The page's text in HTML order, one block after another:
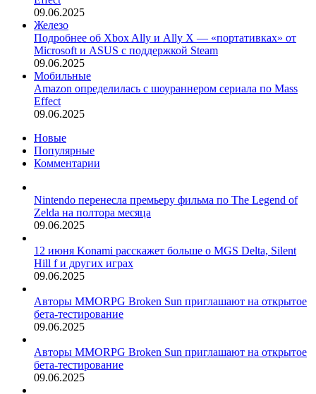
09.06.2025
Железо
Подробнее об Xbox Ally и Ally X — «портативках» от
Microsoft и ASUS с поддержкой Steam
09.06.2025
Мобильные
Amazon определилась с шоураннером сериала по Mass
Effect
09.06.2025
Новые
Популярные
Комментарии
Nintendo перенесла премьеру фильма по The Legend of
Zelda на полтора месяца
09.06.2025
12 июня Konami расскажет больше о MGS Delta, Silent
Hill f и других играх
09.06.2025
Авторы MMORPG Broken Sun приглашают на открытое
бета-тестирование
09.06.2025
Авторы MMORPG Broken Sun приглашают на открытое
бета-тестирование
09.06.2025